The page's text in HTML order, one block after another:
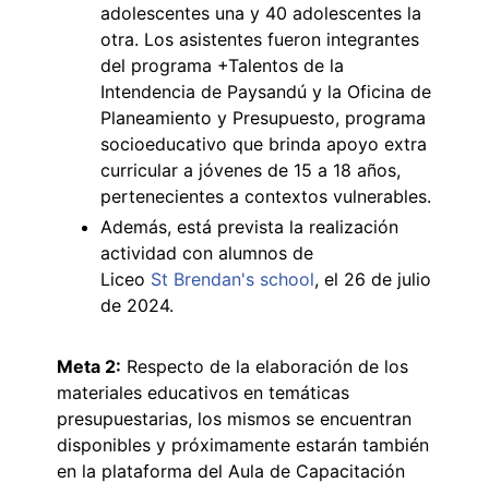
adolescentes una y 40 adolescentes la
otra. Los asistentes fueron integrantes
del programa +Talentos de la
Intendencia de Paysandú y la Oficina de
Planeamiento y Presupuesto, programa
socioeducativo que brinda apoyo extra
curricular a jóvenes de 15 a 18 años,
pertenecientes a contextos vulnerables.
Además, está prevista la realización
actividad con alumnos de
Liceo St Brendan's school, el 26 de julio
de 2024.
Meta 2: Respecto de la elaboración de los
materiales educativos en temáticas
presupuestarias, los mismos se encuentran
disponibles y próximamente estarán también
en la plataforma del Aula de Capacitación